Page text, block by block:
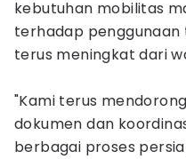
kebutuhan mobilitas
terhadap
terus meningkat dari
"Kami terus
dokumen dan
berbagai proses